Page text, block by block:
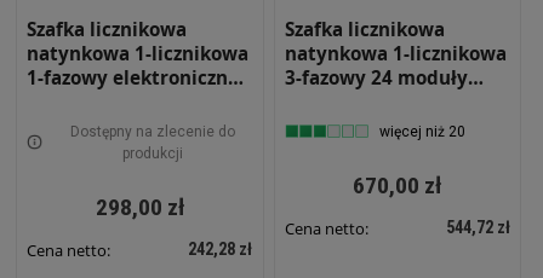
Szafka licznikowa
natynkowa 1-licznikowa
1-fazowy elektroniczny
220x430x130 Biała z
zamkiem NRL 1F 6 WE Z
Dostępny na zlecenie do
produkcji
298,00 zł
Cena netto: 242,28 zł
Szafka licznikowa
natynkowa 1-licznikowa
3-fazowy 24 moduły
na zatrzask NRL 24
więcej niż 20
670,00 zł
Cena netto: 544,72 zł